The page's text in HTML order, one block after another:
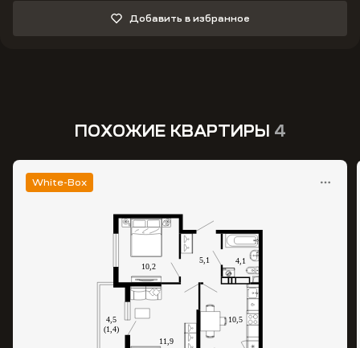
Добавить в избранное
ПОХОЖИЕ КВАРТИРЫ 4
White-Box